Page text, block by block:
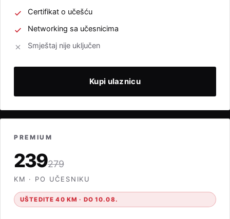
Certifikat o učešću
Networking sa učesnicima
Smještaj nije uključen
Kupi ulaznicu
PREMIUM
239279
KM · PO UČESNIKU
UŠTEDITE 40 KM · DO 10.08.